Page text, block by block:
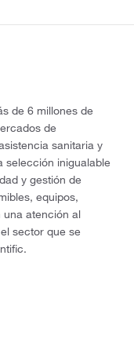
de 6 millones de
de
sanitaria y
selección inigualable
y gestión de
equipos,
una atención al
sector que se